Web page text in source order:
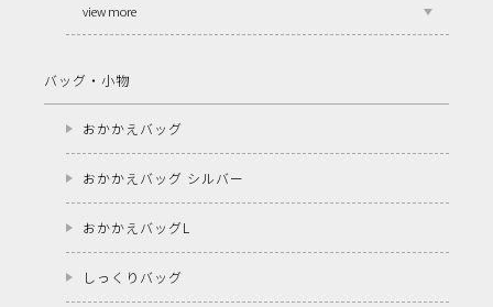
view more
バッグ・小物
おかかえバッグ
おかかえバッグ シルバー
おかかえバッグL
しっくりバッグ